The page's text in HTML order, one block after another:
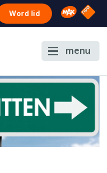
Word lid Omroep
NPO
menu